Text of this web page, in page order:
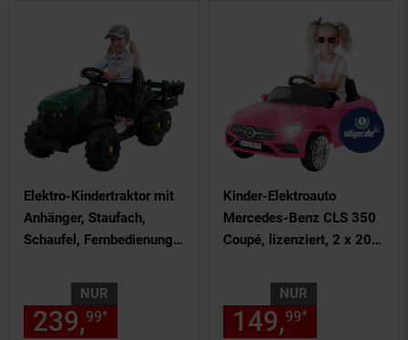
Elektro-Kindertraktor mit
Anhänger, Staufach,
Schaufel, Fernbedienung,
TD925 (Grün/Schwarz)
NUR
239,99* € Sternchen
Kinder-Elektroauto
Mercedes-Benz CLS 350
Coupé, lizenziert, 2 x 20
Scheinwerfer (Pink)
NUR
149,99*